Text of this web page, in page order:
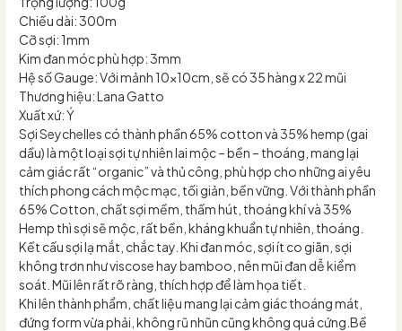
Chiều dài: 300m
Cỡ sợi: 1mm
Kim đan móc phù hợp: 3mm
Hệ số Gauge: Với mảnh 10x10cm, sẽ có 35 hàng x 22 mũi
Thương hiệu: Lana Gatto
Xuất xứ: Ý
Sợi Seychelles có thành phần 65% cotton và 35% hemp (gai
dầu) là một loại sợi tự nhiên lai mộc – bền – thoáng, mang lại
cảm giác rất “organic” và thủ công, phù hợp cho những ai yêu
thích phong cách mộc mạc, tối giản, bền vững. Với thành phần
65% Cotton, chất sợi mềm, thấm hút, thoáng khí và 35%
Hemp thì sợi sẽ mộc, rất bền, kháng khuẩn tự nhiên, thoáng.
Kết cấu sợi lạ mắt, chắc tay. Khi đan móc, sợi ít co giãn, sợi
không trơn như viscose hay bamboo, nên mũi đan dễ kiểm
soát. Mũi lên rất rõ ràng, thích hợp để làm họa tiết.
Khi lên thành phẩm, chất liệu mang lại cảm giác thoáng mát,
đứng form vừa phải, không rũ nhũn cũng không quá cứng.Bề